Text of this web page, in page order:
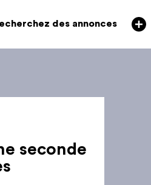
des annonces
seconde